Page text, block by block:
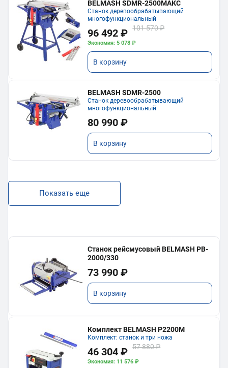
BELMASH SDMR-2500МАКС
Станок деревообрабатывающий
многофункциональный
96 492 ₽ 101 570 ₽
Экономия: 5 078 ₽
В корзину
BELMASH SDMR-2500
Станок деревообрабатывающий
многофункциональный
80 990 ₽
В корзину
Показать еще
Станок рейсмусовый BELMASH PB-
2000/330
73 990 ₽
В корзину
Комплект BELMASH P2200M
Комплект: станок и три ножа
46 304 ₽ 57 880 ₽
Экономия: 11 576 ₽